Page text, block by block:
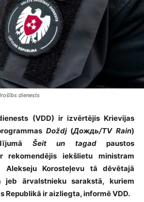
dienests
(VDD) ir izvērtējis Krievijas
Doždj(Дождь/TV Rain)
Šeit un tagadpaustos
rekomendējis iekšlietu ministram
Alekseju Korosteļevu tā dēvētajā
jeb ārvalstnieku sarakstā, kuriem
Republikā ir aizliegta, informē VDD.